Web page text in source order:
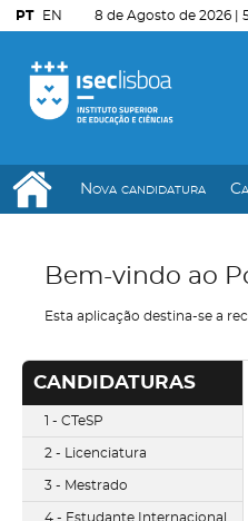
PT EN 8 de Agosto de 2026 |
Nova candidatura
Bem-vindo ao
Esta aplicação destina-se a
CANDIDATURAS
1 - CTeSP
2 - Licenciatura
3 - Mestrado
4 - Estudante Internacional